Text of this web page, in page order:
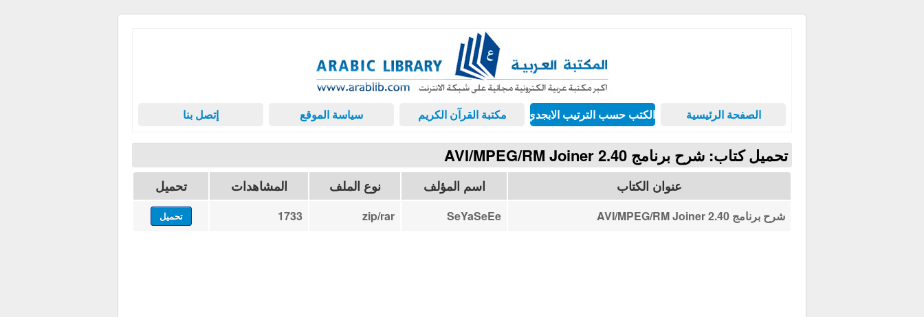
الصفحة الرئيسية الكتب حسب الترتيب الابجدي مكتبة القرآن الكريم سياسة الموقع إتصل بنا
تحميل كتاب: شرح برنامج AVI/MPEG/RM Joiner 2.40
عنوان الكتاب اسم المؤلف نوع الملف المشاهدات تحميل
شرح برنامج AVI/MPEG/RM Joiner 2.40 SeYaSeEe
zip/rar
1733 تحميل